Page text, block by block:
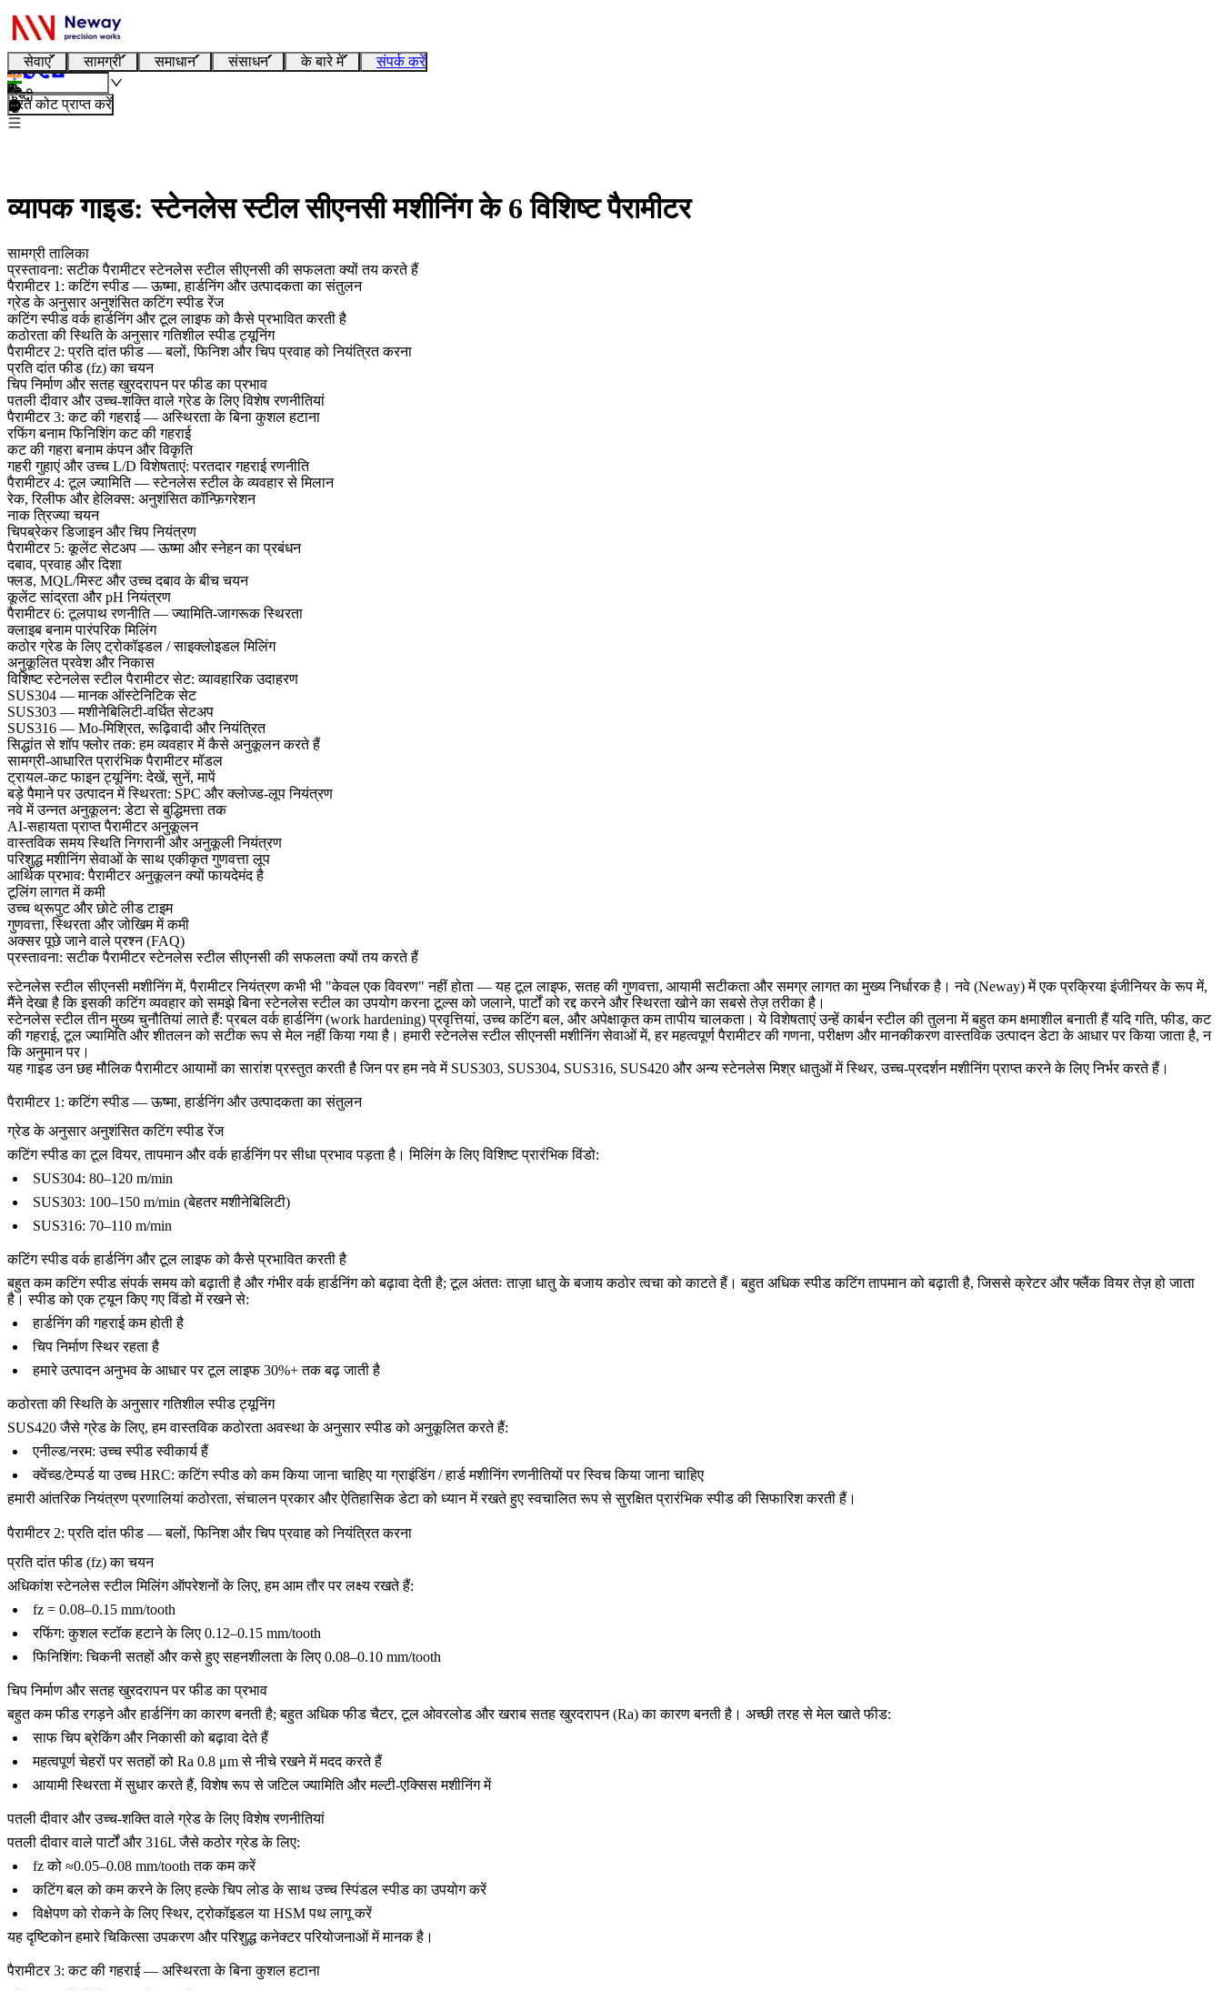
सेवाएं सामग्री समाधान संसाधन के बारे में संपर्क करें
हिन्दी
तुरंत कोट प्राप्त करें
व्यापक गाइड: स्टेनलेस स्टील सीएनसी मशीनिंग के 6 विशिष्ट पैरामीटर
सामग्री तालिका
प्रस्तावना: सटीक पैरामीटर स्टेनलेस स्टील सीएनसी की सफलता क्यों तय करते हैं
पैरामीटर 1: कटिंग स्पीड — ऊष्मा, हार्डनिंग और उत्पादकता का संतुलन
ग्रेड के अनुसार अनुशंसित कटिंग स्पीड रेंज
कटिंग स्पीड वर्क हार्डनिंग और टूल लाइफ को कैसे प्रभावित करती है
कठोरता की स्थिति के अनुसार गतिशील स्पीड ट्यूनिंग
पैरामीटर 2: प्रति दांत फीड — बलों, फिनिश और चिप प्रवाह को नियंत्रित करना
प्रति दांत फीड (fz) का चयन
चिप निर्माण और सतह खुरदरापन पर फीड का प्रभाव
पतली दीवार और उच्च-शक्ति वाले ग्रेड के लिए विशेष रणनीतियां
पैरामीटर 3: कट की गहराई — अस्थिरता के बिना कुशल हटाना
रफिंग बनाम फिनिशिंग कट की गहराई
कट की गहरा बनाम कंपन और विकृति
गहरी गुहाएं और उच्च L/D विशेषताएं: परतदार गहराई रणनीति
पैरामीटर 4: टूल ज्यामिति — स्टेनलेस स्टील के व्यवहार से मिलान
रेक, रिलीफ और हेलिक्स: अनुशंसित कॉन्फ़िगरेशन
नाक त्रिज्या चयन
चिपब्रेकर डिजाइन और चिप नियंत्रण
पैरामीटर 5: कूलेंट सेटअप — ऊष्मा और स्नेहन का प्रबंधन
दबाव, प्रवाह और दिशा
फ्लड, MQL/मिस्ट और उच्च दबाव के बीच चयन
कूलेंट सांद्रता और pH नियंत्रण
पैरामीटर 6: टूलपाथ रणनीति — ज्यामिति-जागरूक स्थिरता
क्लाइब बनाम पारंपरिक मिलिंग
कठोर ग्रेड के लिए ट्रोकॉइडल / साइक्लोइडल मिलिंग
अनुकूलित प्रवेश और निकास
विशिष्ट स्टेनलेस स्टील पैरामीटर सेट: व्यावहारिक उदाहरण
SUS304 — मानक ऑस्टेनिटिक सेट
SUS303 — मशीनेबिलिटी-वर्धित सेटअप
SUS316 — Mo-मिश्रित, रूढ़िवादी और नियंत्रित
सिद्धांत से शॉप फ्लोर तक: हम व्यवहार में कैसे अनुकूलन करते हैं
सामग्री-आधारित प्रारंभिक पैरामीटर मॉडल
ट्रायल-कट फाइन ट्यूनिंग: देखें, सुनें, मापें
बड़े पैमाने पर उत्पादन में स्थिरता: SPC और क्लोज्ड-लूप नियंत्रण
नवे में उन्नत अनुकूलन: डेटा से बुद्धिमत्ता तक
AI-सहायता प्राप्त पैरामीटर अनुकूलन
वास्तविक समय स्थिति निगरानी और अनुकूली नियंत्रण
परिशुद्ध मशीनिंग सेवाओं के साथ एकीकृत गुणवत्ता लूप
आर्थिक प्रभाव: पैरामीटर अनुकूलन क्यों फायदेमंद है
टूलिंग लागत में कमी
उच्च थ्रूपुट और छोटे लीड टाइम
गुणवत्ता, स्थिरता और जोखिम में कमी
अक्सर पूछे जाने वाले प्रश्न (FAQ)
प्रस्तावना: सटीक पैरामीटर स्टेनलेस स्टील सीएनसी की सफलता क्यों तय करते हैं
स्टेनलेस स्टील सीएनसी मशीनिंग में, पैरामीटर नियंत्रण कभी भी "केवल एक विवरण" नहीं होता — यह टूल लाइफ, सतह की गुणवत्ता, आयामी सटीकता और समग्र लागत का मुख्य निर्धारक है। नवे (Neway) में एक प्रक्रिया इंजीनियर के रूप में,
मैंने देखा है कि इसकी कटिंग व्यवहार को समझे बिना स्टेनलेस स्टील का उपयोग करना टूल्स को जलाने, पार्टों को रद्द करने और स्थिरता खोने का सबसे तेज़ तरीका है।
स्टेनलेस स्टील तीन मुख्य चुनौतियां लाते हैं: प्रबल वर्क हार्डनिंग (work hardening) प्रवृत्तियां, उच्च कटिंग बल, और अपेक्षाकृत कम तापीय चालकता। ये विशेषताएं उन्हें कार्बन स्टील की तुलना में बहुत कम क्षमाशील बनाती हैं यदि गति, फीड, कट
की गहराई, टूल ज्यामिति और शीतलन को सटीक रूप से मेल नहीं किया गया है। हमारीस्टेनलेस स्टील सीएनसी मशीनिंग सेवाओंमें, हर महत्वपूर्ण पैरामीटर की गणना, परीक्षण और मानकीकरण वास्तविक उत्पादन डेटा के आधार पर किया जाता है, न
कि अनुमान पर।
यह गाइड उन छह मौलिक पैरामीटर आयामों का सारांश प्रस्तुत करती है जिन पर हम नवे में SUS303, SUS304, SUS316, SUS420 और अन्य स्टेनलेस मिश्र धातुओं में स्थिर, उच्च-प्रदर्शन मशीनिंग प्राप्त करने के लिए निर्भर करते हैं।
पैरामीटर 1: कटिंग स्पीड — ऊष्मा, हार्डनिंग और उत्पादकता का संतुलन
ग्रेड के अनुसार अनुशंसित कटिंग स्पीड रेंज
कटिंग स्पीड का टूल वियर, तापमान और वर्क हार्डनिंग पर सीधा प्रभाव पड़ता है। मिलिंग के लिए विशिष्ट प्रारंभिक विंडो:
SUS304: 80–120 m/min
SUS303: 100–150 m/min (बेहतर मशीनेबिलिटी)
SUS316: 70–110 m/min
कटिंग स्पीड वर्क हार्डनिंग और टूल लाइफ को कैसे प्रभावित करती है
बहुत कम कटिंग स्पीड संपर्क समय को बढ़ाती है और गंभीर वर्क हार्डनिंग को बढ़ावा देती है; टूल अंततः ताज़ा धातु के बजाय कठोर त्वचा को काटते हैं। बहुत अधिक स्पीड कटिंग तापमान को बढ़ाती है, जिससे क्रेटर और फ्लैंक वियर तेज़ हो जाता
है। स्पीड को एक ट्यून किए गए विंडो में रखने से:
हार्डनिंग की गहराई कम होती है
चिप निर्माण स्थिर रहता है
हमारे उत्पादन अनुभव के आधार पर टूल लाइफ 30%+ तक बढ़ जाती है
कठोरता की स्थिति के अनुसार गतिशील स्पीड ट्यूनिंग
SUS420जैसे ग्रेड के लिए, हम वास्तविक कठोरता अवस्था के अनुसार स्पीड को अनुकूलित करते हैं:
एनील्ड/नरम: उच्च स्पीड स्वीकार्य हैं
क्वेंच्ड/टेम्पर्ड या उच्च HRC: कटिंग स्पीड को कम किया जाना चाहिए या ग्राइंडिंग / हार्ड मशीनिंग रणनीतियों पर स्विच किया जाना चाहिए
हमारी आंतरिक नियंत्रण प्रणालियां कठोरता, संचालन प्रकार और ऐतिहासिक डेटा को ध्यान में रखते हुए स्वचालित रूप से सुरक्षित प्रारंभिक स्पीड की सिफारिश करती हैं।
पैरामीटर 2: प्रति दांत फीड — बलों, फिनिश और चिप प्रवाह को नियंत्रित करना
प्रति दांत फीड (fz) का चयन
अधिकांश स्टेनलेस स्टील मिलिंग ऑपरेशनों के लिए, हम आम तौर पर लक्ष्य रखते हैं:
fz = 0.08–0.15 mm/tooth
रफिंग: कुशल स्टॉक हटाने के लिए 0.12–0.15 mm/tooth
फिनिशिंग: चिकनी सतहों और कसे हुए सहनशीलता के लिए 0.08–0.10 mm/tooth
चिप निर्माण और सतह खुरदरापन पर फीड का प्रभाव
बहुत कम फीड रगड़ने और हार्डनिंग का कारण बनती है; बहुत अधिक फीड चैटर, टूल ओवरलोड और खराब सतह खुरदरापन (Ra) का कारण बनती है। अच्छी तरह से मेल खाते फीड:
साफ चिप ब्रेकिंग और निकासी को बढ़ावा देते हैं
महत्वपूर्ण चेहरों पर सतहों को Ra 0.8 μm से नीचे रखने में मदद करते हैं
आयामी स्थिरता में सुधार करते हैं, विशेष रूप से जटिल ज्यामिति औरमल्टी-एक्सिस मशीनिंगमें
पतली दीवार और उच्च-शक्ति वाले ग्रेड के लिए विशेष रणनीतियां
पतली दीवार वाले पार्टों और 316L जैसे कठोर ग्रेड के लिए:
fz को ≈0.05–0.08 mm/tooth तक कम करें
कटिंग बल को कम करने के लिए हल्के चिप लोड के साथ उच्च स्पिंडल स्पीड का उपयोग करें
विक्षेपण को रोकने के लिए स्थिर, ट्रोकॉइडल या HSM पथ लागू करें
यह दृष्टिकोन हमारेचिकित्सा उपकरण और परिशुद्ध कनेक्टर परियोजनाओं में मानक है।
पैरामीटर 3: कट की गहराई — अस्थिरता के बिना कुशल हटाना